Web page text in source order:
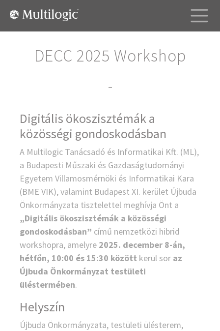
DECC 2025 Workshop
–
Digitális ökoszisztémák a
közösségi gondoskodásban
A Multilogic Tanácsadó és Informatikai Kft. (ML),
a Budapesti Műszaki és Gazdaságtudományi
Egyetem Villamosmérnöki és Informatikai Kara
(BME VIK), valamint Budapest XI. kerület Újbuda
Önkormányzata tisztelettel meghívja Önt a
„Digitális ökoszisztémák a közösségi
gondoskodásban” című nemzetközi hibrid
workshopra, amelyre 2025. december 8-án,
hétfőn, 10:00 és 15:30 között kerül sor az
Újbuda Önkormányzat testületi
üléstermében.
Helyszín
Újbuda Önkormányzata, testületi ülésterem,